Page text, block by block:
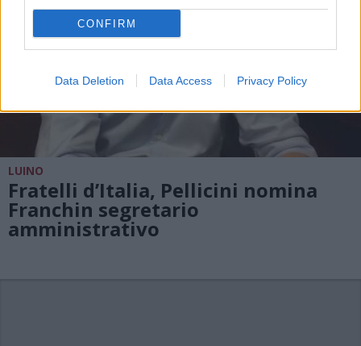
CONFIRM
Data Deletion Data Access Privacy Policy
LUINO
Fratelli d’Italia, Pellicini nomina
Franchin segretario
amministrativo